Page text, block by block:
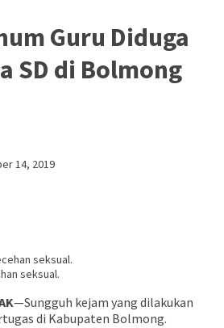
Guru Diduga
SD di Bolmong
14, 2019
seksual.
—Sungguh kejam yang dilakukan
di Kabupaten Bolmong.